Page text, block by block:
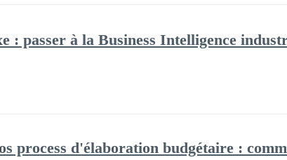
: passer à la Business Intelligence
process d'élaboration budgétaire :